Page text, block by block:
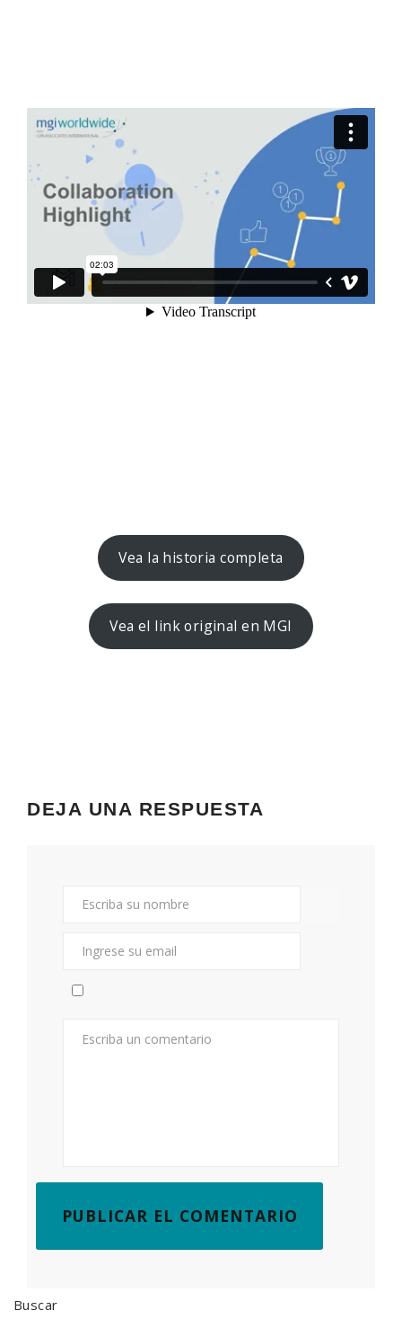
Vea la historia completa
Vea el link original en MGI
DEJA UNA RESPUESTA
Buscar